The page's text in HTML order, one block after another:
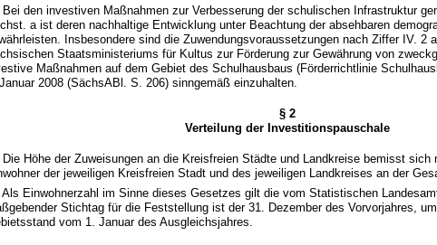
Bei den investiven Maßnahmen zur Verbesserung der schulischen Infrastruktur
a ist deren nachhaltige Entwicklung unter Beachtung der absehbaren
Insbesondere sind die Zuwendungsvoraussetzungen nach Ziffer IV. 2
Staatsministeriums für Kultus zur Förderung zur Gewährung von
Maßnahmen auf dem Gebiet des Schulhausbaus (Förderrichtlinie
2008 (SächsABl. S. 206) sinngemäß einzuhalten.
§ 2
Verteilung der Investitionspauschale
Die Höhe der Zuweisungen an die Kreisfreien Städte und Landkreise bemisst sich
der jeweiligen Kreisfreien Stadt und des jeweiligen Landkreises an der
Als Einwohnerzahl im Sinne dieses Gesetzes gilt die vom Statistischen
Stichtag für die Feststellung ist der 31. Dezember des Vorvorjahres,
vom 1. Januar des Ausgleichsjahres.